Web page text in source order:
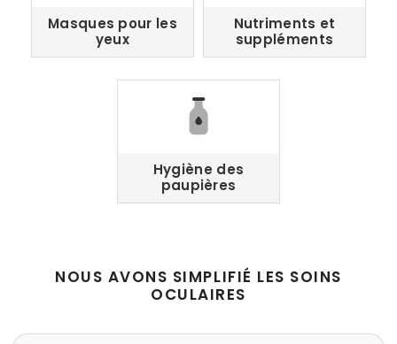
Masques pour les
yeux
Nutriments et
suppléments
Hygiène des
paupières
NOUS AVONS SIMPLIFIÉ LES SOINS
OCULAIRES